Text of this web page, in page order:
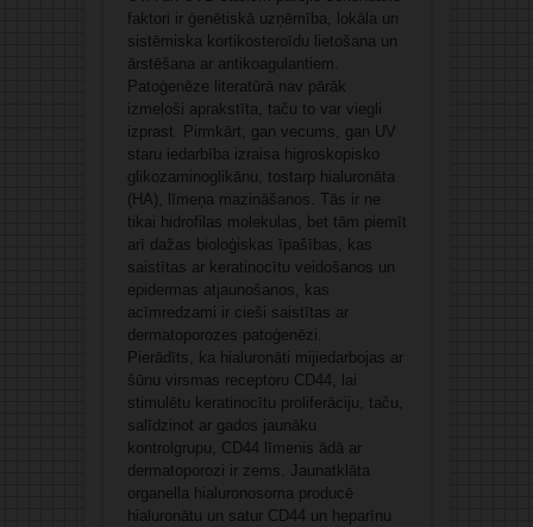
faktori ir ģenētiskā uzņēmība, lokāla un
sistēmiska kortikosteroīdu lietošana un
ārstēšana ar antikoagulantiem.
Patoģenēze literatūrā nav pārāk
izmeļoši aprakstīta, taču to var viegli
izprast. Pirmkārt, gan vecums, gan UV
staru iedarbība izraisa higroskopisko
glikozaminoglikānu, tostarp hialuronāta
(HA), līmeņa mazināšanos. Tās ir ne
tikai hidrofilas molekulas, bet tām piemīt
arī dažas bioloģiskas īpašības, kas
saistītas ar keratinocītu veidošanos un
epidermas atjaunošanos, kas
acīmredzami ir cieši saistītas ar
dermatoporozes patoģenēzi.
Pierādīts, ka hialuronāti mijiedarbojas ar
šūnu virsmas receptoru CD44, lai
stimulētu keratinocītu proliferāciju, taču,
salīdzinot ar gados jaunāku
kontrolgrupu, CD44 līmenis ādā ar
dermatoporozi ir zems. Jaunatklāta
organella hialuronosoma producē
hialuronātu un satur CD44 un heparīnu